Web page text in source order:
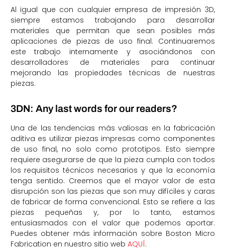
Al igual que con cualquier empresa de impresión 3D,
siempre estamos trabajando para desarrollar
materiales que permitan que sean posibles más
aplicaciones de piezas de uso final. Continuaremos
este trabajo internamente y asociándonos con
desarrolladores de materiales para continuar
mejorando las propiedades técnicas de nuestras
piezas.
3DN: Any last words for our readers?
Una de las tendencias más valiosas en la fabricación
aditiva es utilizar piezas impresas como componentes
de uso final, no solo como prototipos. Esto siempre
requiere asegurarse de que la pieza cumpla con todos
los requisitos técnicos necesarios y que la economía
tenga sentido. Creemos que el mayor valor de esta
disrupción son las piezas que son muy difíciles y caras
de fabricar de forma convencional. Esto se refiere a las
piezas pequeñas y, por lo tanto, estamos
entusiasmados con el valor que podemos aportar.
Puedes obtener más información sobre Boston Micro
Fabrication en nuestro sitio web AQUÍ.